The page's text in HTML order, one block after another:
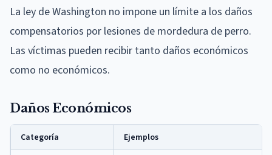
La ley de Washington no impone un límite a los daños
compensatorios por lesiones de mordedura de perro.
Las víctimas pueden recibir tanto daños económicos
como no económicos.
Daños Económicos
Categoría Ejemplos